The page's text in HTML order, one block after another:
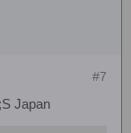
#7
Japan